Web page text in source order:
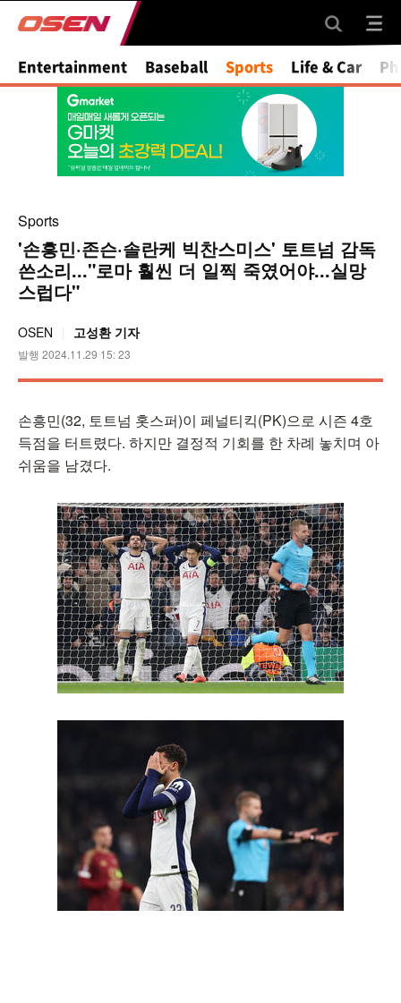
Mute
Entertainment Baseball Sports Life & Car
Sports
'손흥민·존슨·솔란케 빅찬스미스' 토트넘 감독
쓴소리..."로마 훨씬 더 일찍 죽였어야...실망
스럽다"
OSEN 고성환 기자
발행 2024.11.29 15: 23
손흥민(32, 토트넘 홋스퍼)이 페널티킥(PK)으로 시즌 4호
득점을 터트렸다. 하지만 결정적 기회를 한 차례 놓치며 아
쉬움을 남겼다.